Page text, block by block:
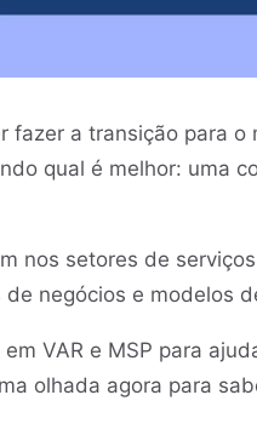
fazer a transição para o
qual é melhor: uma
nos setores de
negócios e modelos
VAR e MSP para
olhada agora para